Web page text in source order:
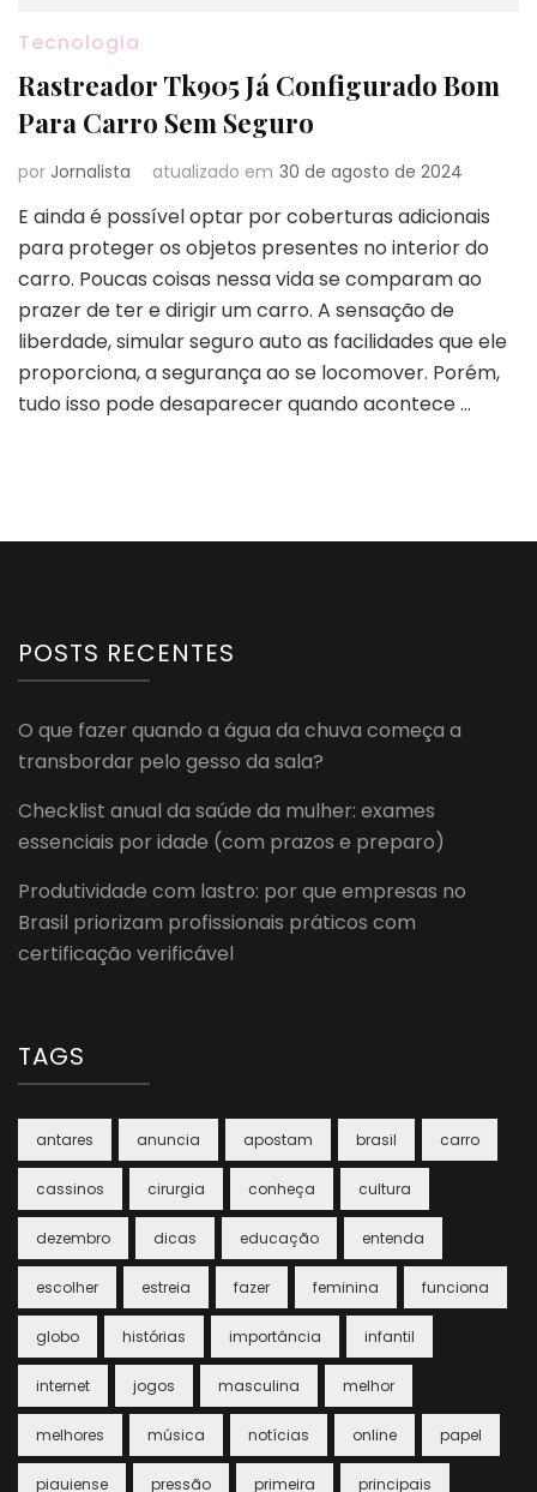
Tecnologia
Rastreador Tk905 Já Configurado Bom
Para Carro Sem Seguro
por Jornalista atualizado em 30 de agosto de 2024
E ainda é possível optar por coberturas adicionais
para proteger os objetos presentes no interior do
carro. Poucas coisas nessa vida se comparam ao
prazer de ter e dirigir um carro. A sensação de
liberdade, simular seguro auto as facilidades que ele
proporciona, a segurança ao se locomover. Porém,
tudo isso pode desaparecer quando acontece …
POSTS RECENTES
O que fazer quando a água da chuva começa a
transbordar pelo gesso da sala?
Checklist anual da saúde da mulher: exames
essenciais por idade (com prazos e preparo)
Produtividade com lastro: por que empresas no
Brasil priorizam profissionais práticos com
certificação verificável
TAGS
antares anuncia apostam brasil carro
cassinos cirurgia conheça cultura
dezembro dicas educação entenda
escolher estreia fazer feminina funciona
globo histórias importância infantil
internet jogos masculina melhor
melhores música notícias online papel
piauiense pressão primeira principais